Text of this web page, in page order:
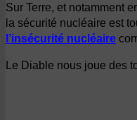
Sur Terre, et notamment
la sécurité nucléaire est
’insécurité nucléaire
Le Diable nous joue des